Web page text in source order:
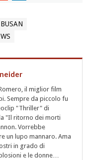
il miglior film
Sempre da piccolo fu
"Thriller" di
"Il ritorno dei morti
Vorrebbe
un lupo mannaro. Ama
in grado di
e le donne…